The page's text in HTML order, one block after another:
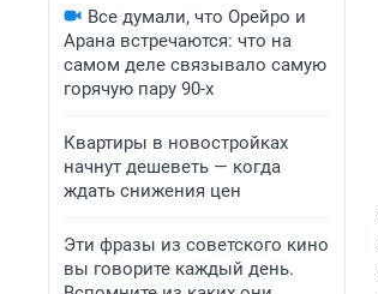
Все думали, что Орейро и
Арана встречаются: что на
самом деле связывало самую
горячую пару 90-х
Квартиры в новостройках
начнут дешеветь — когда
ждать снижения цен
Эти фразы из советского кино
вы говорите каждый день.